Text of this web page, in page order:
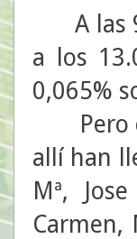
A las 9
a los
0,065%
Pero
allí han
Mª,
Carmen,